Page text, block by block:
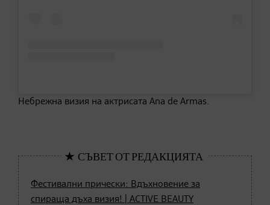
Небрежна визия на актрисата Ana de Armas.
Фестивални прически: Вдъхновение за
спираща дъха визия! | ACTIVE BEAUTY